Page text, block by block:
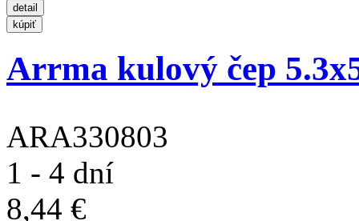
Arrma kulový čep
ARA330803
1 - 4 dní
8,44 €